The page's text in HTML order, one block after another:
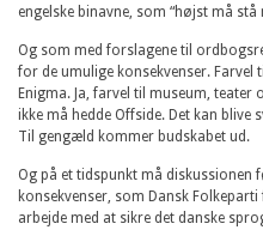
engelske binavne, som “højst må
Og som med forslagene til
for de umulige konsekvenser. Farvel
Enigma. Ja, farvel til museum,
ikke må hedde Offside. Det kan
Til gengæld kommer budskabet ud.
Og på et tidspunkt må diskussionen
konsekvenser, som Dansk
arbejde med at sikre det danske